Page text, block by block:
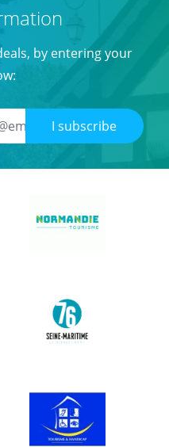
by entering your
I subscribe